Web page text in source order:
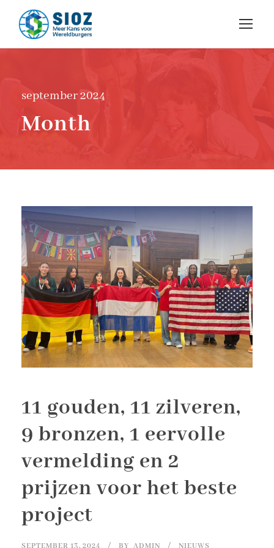
september 2024
Month
11 gouden, 11 zilveren,
9 bronzen, 1 eervolle
vermelding en 2
prijzen voor het beste
project
SEPTEMBER 13, 2024 BY ADMIN NIEUWS